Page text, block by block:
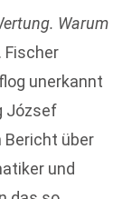
Warum
Fischer
unerkannt
József
Bericht über
und